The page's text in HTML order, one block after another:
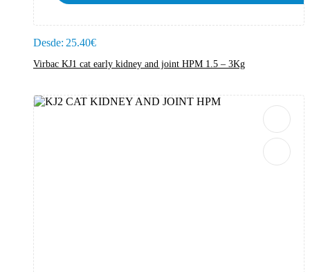
Desde: 25.40€
Virbac KJ1 cat early kidney and joint HPM 1.5 – 3Kg